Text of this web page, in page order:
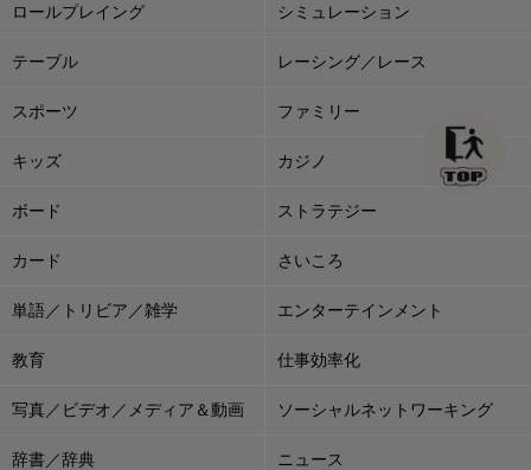
ロールプレイング シミュレーション
テーブル レーシング／レース
スポーツ ファミリー
キッズ カジノ
ボード ストラテジー
カード さいころ
単語／トリビア／雑学 エンターテインメント
教育 仕事効率化
写真／ビデオ／メディア＆動画 ソーシャルネットワーキング
辞書／辞典 ニュース